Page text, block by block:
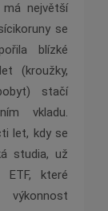
největší
se
blízké
(kroužky,
stačí
vkladu.
let, kdy se
studia, už
ETF, které